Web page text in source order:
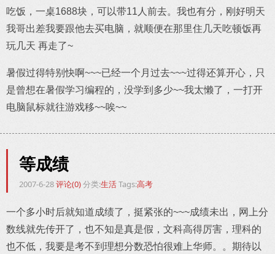
吃饭，一桌1688块，可以带11人前去。我也有分，刚好明天
我哥出差我要跟他去买电脑，就顺便在那里住几天吃顿饭再
玩几天 再走了~
暑假过得特别快啊~~~已经一个月过去~~~过得还算开心，只
是曾想在暑假学习编程的，没学到多少~~我太懒了，一打开
电脑鼠标就往游戏移~~唉~~
等成绩
2007-6-28评论(0)分类:生活Tags:高考
一个多小时后就知道成绩了，挺紧张的~~~成绩未出，网上分
数线就先传开了，也不知是真是假，文科高得厉害，理科的
也不低，我要是考不到理想分数恐怕很难上华师。。期待以